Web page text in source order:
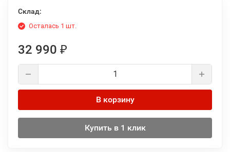
Склад:
Осталась 1 шт.
32 990 ₽
В корзину
Купить в 1 клик